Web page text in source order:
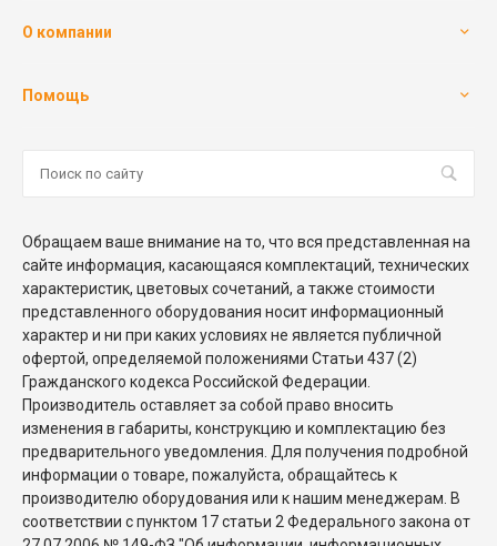
О компании
Помощь
Обращаем ваше внимание на то, что вся представленная на
сайте информация, касающаяся комплектаций, технических
характеристик, цветовых сочетаний, а также стоимости
представленного оборудования носит информационный
характер и ни при каких условиях не является публичной
офертой, определяемой положениями Статьи 437 (2)
Гражданского кодекса Российской Федерации.
Производитель оставляет за собой право вносить
изменения в габариты, конструкцию и комплектацию без
предварительного уведомления. Для получения подробной
информации о товаре, пожалуйста, обращайтесь к
производителю оборудования или к нашим менеджерам. В
соответствии с пунктом 17 статьи 2 Федерального закона от